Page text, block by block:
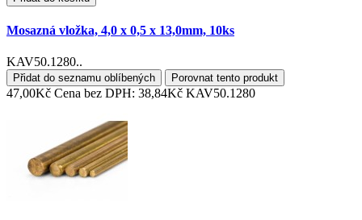
Mosazná vložka, 4,0 x 0,5 x 13,0mm, 10ks
KAV50.1280..
Přidat do seznamu oblíbených Porovnat tento produkt
47,00Kč Cena bez DPH: 38,84Kč KAV50.1280